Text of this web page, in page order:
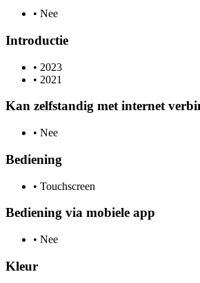
• Nee
Introductie
• 2023
• 2021
Kan zelfstandig met internet
• Nee
Bediening
• Touchscreen
Bediening via mobiele app
• Nee
Kleur